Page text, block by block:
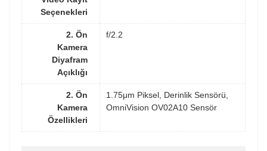
Seçenekleri
2. Ön
Kamera
Diyafram
Açıklığı
f/2.2
2. Ön
Kamera
Özellikleri
1.75μm Piksel, Derinlik Sensörü,
OmniVision OV02A10 Sensör